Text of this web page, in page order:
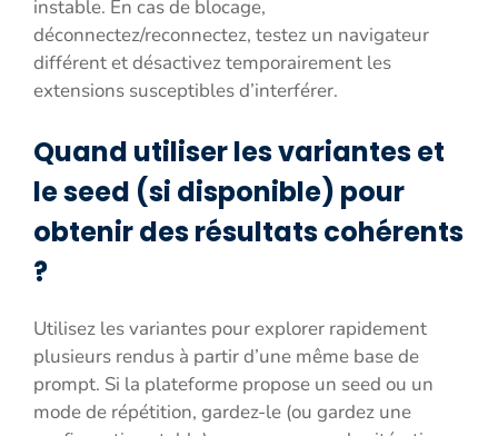
instable. En cas de blocage,
déconnectez/reconnectez, testez un navigateur
différent et désactivez temporairement les
extensions susceptibles d’interférer.
Quand utiliser les variantes et
le seed (si disponible) pour
obtenir des résultats cohérents
?
Utilisez les variantes pour explorer rapidement
plusieurs rendus à partir d’une même base de
prompt. Si la plateforme propose un seed ou un
mode de répétition, gardez-le (ou gardez une